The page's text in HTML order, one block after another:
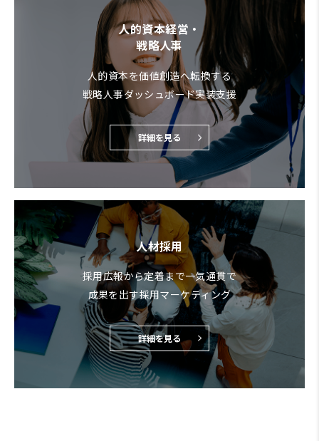
人的資本経営・
戦略人事
人的資本を価値創造へ転換する
戦略人事ダッシュボード実装支援
詳細を見る
人材採用
採用広報から定着まで一気通貫で
成果を出す採用マーケティング
詳細を見る